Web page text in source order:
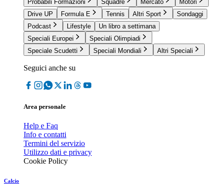
Probabili Formazioni
Squadre Mercato
Motori
Drive UP
Formula E Tennis Altri Sport
Sondaggi
Podcast
Lifestyle
Un libro a settimana
Speciali Europei
Speciali Olimpiadi
Speciale Scudetti
Speciali Mondiali Altri Speciali
Seguici anche su
Area personale
Help e Faq
Info e contatti
Termini del servizio
Utilizzo dati e privacy
Cookie Policy
Calcio